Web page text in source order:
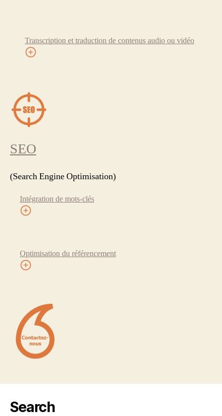
Transcription et traduction de contenus audio ou vidéo
SEO
(Search Engine Optimisation)
Intégration de mots-clés
Optimisation du référencement
Search